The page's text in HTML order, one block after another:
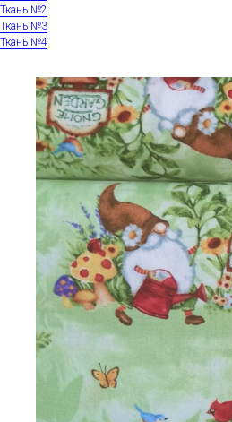
Ткань №2
Ткань №3
Ткань №4